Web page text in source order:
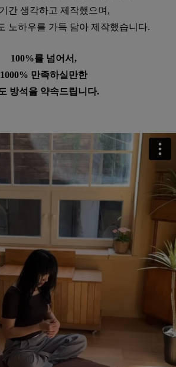
간 생각하고 제작했으며,
노하우를 가득 담아 제작했습니다.
100%를 넘어서,
1000% 만족하실만한
방석을 약속드립니다.